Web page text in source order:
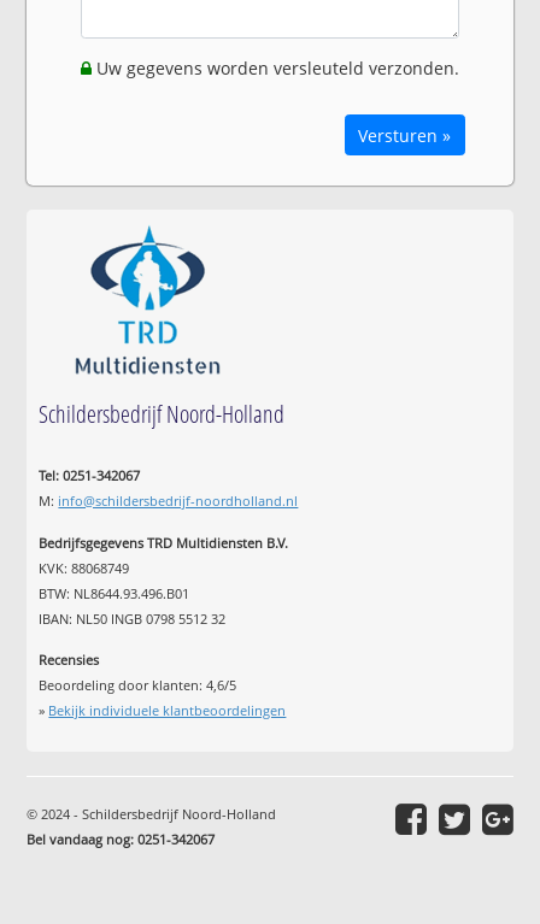
Uw gegevens worden versleuteld verzonden.
Versturen »
Schildersbedrijf Noord-Holland
Tel: 0251-342067
M: info@schildersbedrijf-noordholland.nl
Bedrijfsgegevens TRD Multidiensten B.V.
KVK: 88068749
BTW: NL8644.93.496.B01
IBAN: NL50 INGB 0798 5512 32
Recensies
Beoordeling door klanten:4,6/5
» Bekijk individuele klantbeoordelingen
© 2024 - Schildersbedrijf Noord-Holland
Bel vandaag nog: 0251-342067